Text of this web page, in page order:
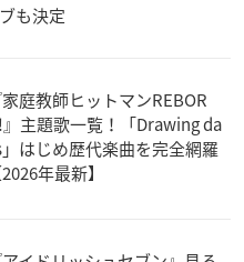
も決定
家庭教師ヒットマンREBOR
主題歌一覧！「Drawing da
はじめ歴代楽曲を完全網羅
2026年最新】